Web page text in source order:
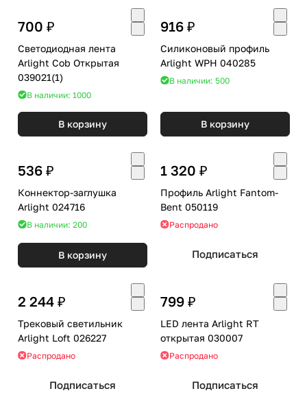
700 ₽
Светодиодная лента
Arlight Cob Открытая
039021(1)
В наличии: 1000
В корзину
916 ₽
Силиконовый профиль
Arlight WPH 040285
В наличии: 500
В корзину
536 ₽
Коннектор-заглушка
Arlight 024716
В наличии: 200
В корзину
1 320 ₽
Профиль Arlight Fantom-
Bent 050119
Распродано
Подписаться
2 244 ₽
Трековый светильник
Arlight Loft 026227
Распродано
Подписаться
799 ₽
LED лента Arlight RT
открытая 030007
Распродано
Подписаться